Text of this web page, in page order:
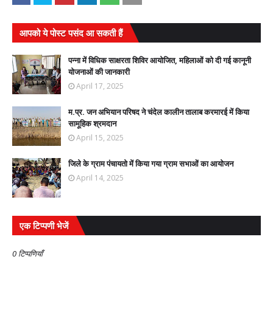
आपको ये पोस्ट पसंद आ सकती हैं
पन्ना में विधिक साक्षरता शिविर आयोजित, महिलाओं को दी गई कानूनी
योजनाओं की जानकारी
April 17, 2025
म.प्र. जन अभियान परिषद ने चंदेल कालीन तालाब करमारई में किया
सामूहिक श्रमदान
April 15, 2025
जिले के ग्राम पंचायतो में किया गया ग्राम सभाओं का आयोजन
April 14, 2025
एक टिप्पणी भेजें
0 टिप्पणियाँ